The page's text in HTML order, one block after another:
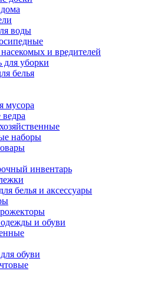
воды
и вредителей
для уборки
белья
мусора
наборы
инвентарь
белья и аксессуары
и обуви
обуви